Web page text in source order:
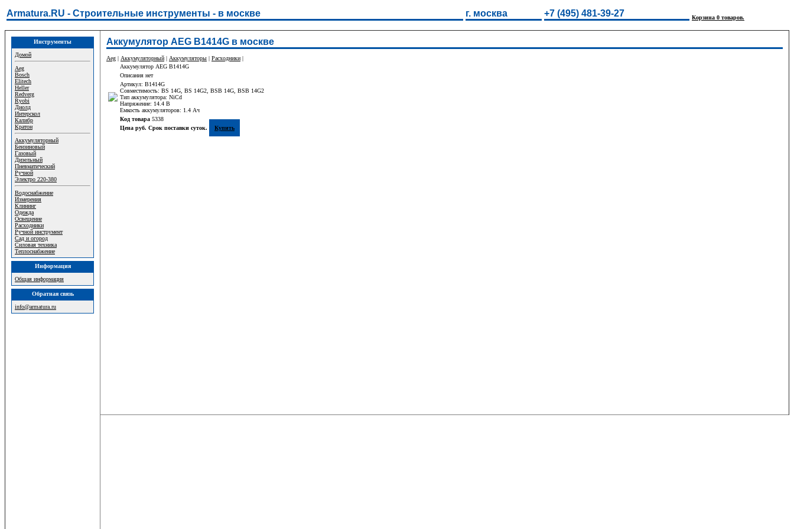
Armatura.RU - Строительные инструменты - в москве г. москва +7 (495) 481-39-27 Корзина 0 товаров.
Инструменты
Домой
Aeg
Bosch
Elitech
Heller
Redverg
Ryobi
Диолд
Интерскол
Калибр
Кратон
Аккумуляторный
Бензиновый
Газовый
Дизельный
Пневматический
Ручной
Электро 220-380
Водоснабжение
Измерения
Клининг
Одежда
Освещение
Расходники
Ручной инструмент
Сад и огород
Силовая техника
Теплоснабжение
Информация
Общая информация
Обратная связь
info@armatura.ru
Аккумулятор AEG B1414G в москве
Aeg | Аккумуляторный | Аккумуляторы | Расходники |
Аккумулятор AEG B1414G
Описания нет
Артикул: B1414G
Совместимость: BS 14G, BS 14G2, BSB 14G, BSB 14G2
Тип аккумулятора: NiCd
Напряжение: 14.4 В
Емкость аккумуляторов: 1.4 Ач
Код товара 5338
Цена руб. Срок поставки суток.
Купить